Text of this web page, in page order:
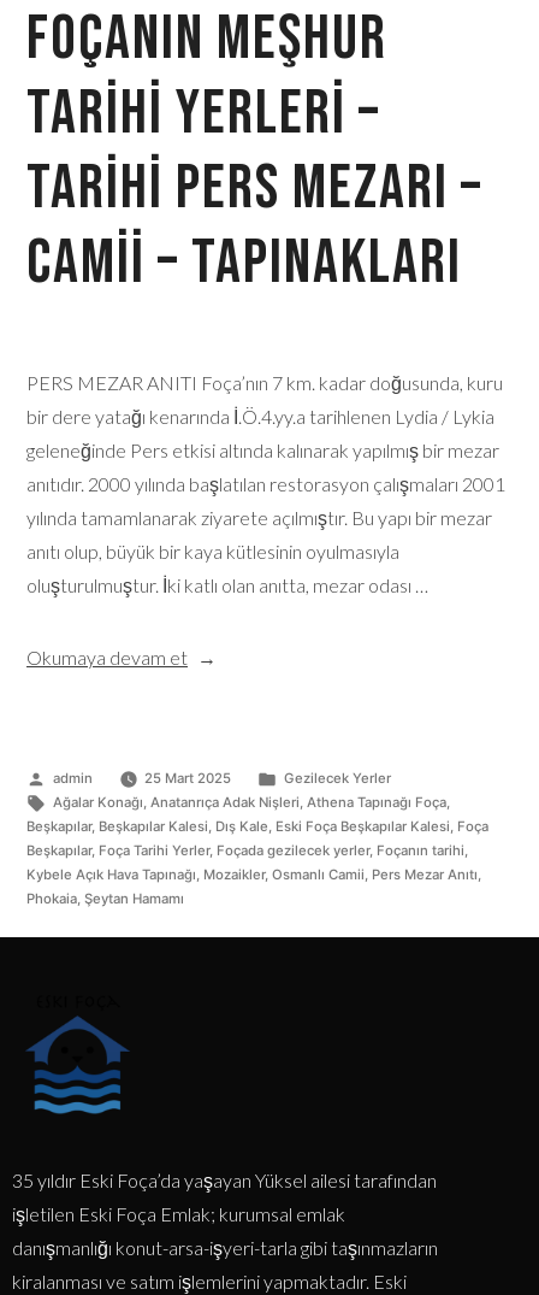
Foçanın Meşhur
Tarihi Yerleri –
Tarihi Pers Mezarı –
Camii – Tapınakları
PERS MEZAR ANITI Foça’nın 7 km. kadar doğusunda, kuru
bir dere yatağı kenarında İ.Ö.4.yy.a tarihlenen Lydia / Lykia
geleneğinde Pers etkisi altında kalınarak yapılmış bir mezar
anıtıdır. 2000 yılında başlatılan restorasyon çalışmaları 2001
yılında tamamlanarak ziyarete açılmıştır. Bu yapı bir mezar
anıtı olup, büyük bir kaya kütlesinin oyulmasıyla
oluşturulmuştur. İki katlı olan anıtta, mezar odası …
Okumaya devam et
admin 25 Mart 2025
Gezilecek Yerler
Ağalar Konağı, Anatanrıça Adak Nişleri, Athena Tapınağı Foça,
Beşkapılar, Beşkapılar Kalesi, Dış Kale, Eski Foça Beşkapılar Kalesi, Foça
Beşkapılar, Foça Tarihi Yerler, Foçada gezilecek yerler, Foçanın tarihi,
Kybele Açık Hava Tapınağı, Mozaikler, Osmanlı Camii, Pers Mezar Anıtı,
Phokaia, Şeytan Hamamı
35 yıldır Eski Foça’da yaşayan Yüksel ailesi tarafından
işletilen Eski Foça Emlak; kurumsal emlak
danışmanlığı konut-arsa-işyeri-tarla gibi taşınmazların
kiralanması ve satım işlemlerini yapmaktadır. Eski